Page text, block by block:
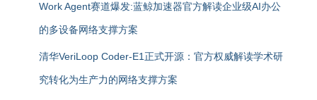
Work Agent赛道爆发:蓝鲸加速器官方解读企业级AI办公
的多设备网络支撑方案
清华VeriLoop Coder-E1正式开源：官方权威解读学术研
究转化为生产力的网络支撑方案